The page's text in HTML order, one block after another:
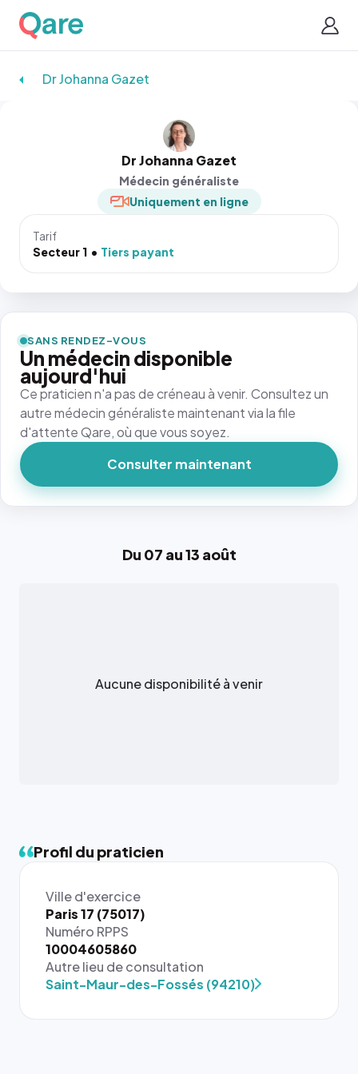
Dr Johanna Gazet
Dr Johanna Gazet
Médecin généraliste
Uniquement en ligne
Tarif
Secteur 1
Tiers payant
Du 07 au 13 août
Aucune disponibilité à venir
Profil du praticien
Ville d'exercice
Paris 17 (75017)
Numéro RPPS
10004605860
Autre lieu de consultation
Saint-Maur-des-Fossés (94210)
SANS RENDEZ-VOUS
Un médecin disponible
aujourd'hui
Ce praticien n'a pas de créneau à venir. Consultez un
autre médecin généraliste maintenant via la file
d'attente Qare, où que vous soyez.
Consulter maintenant
{# 40×40
: la taille
rendue par
`.profile-